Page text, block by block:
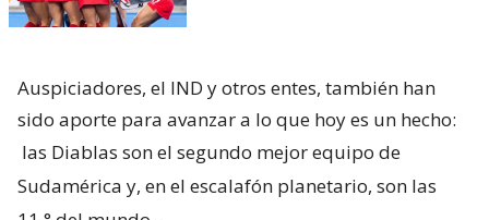
Auspiciadores, el IND y otros entes, también han
sido aporte para avanzar a lo que hoy es un hecho:
las Diablas son el segundo mejor equipo de
Sudamérica y, en el escalafón planetario, son las